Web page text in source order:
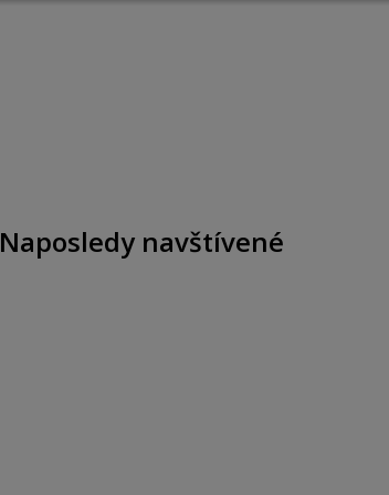
Naposledy navštívené